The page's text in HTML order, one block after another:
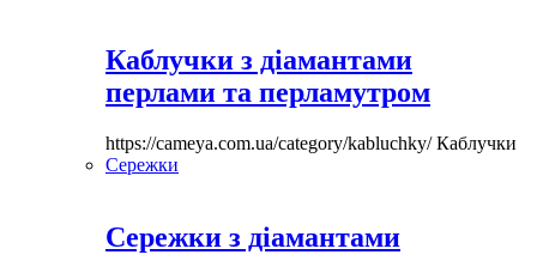
Каблучки з діамантами
перлами та перламутром
https://cameya.com.ua/category/kabluchky/Каблучки
Сережки
Сережки з діамантами